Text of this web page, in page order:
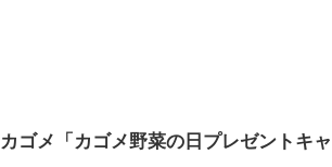
ゴメ「カゴメ野菜の日プレゼントキ